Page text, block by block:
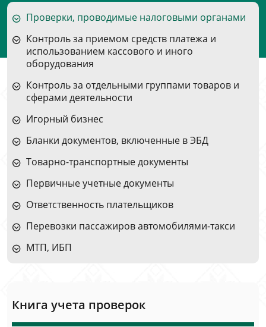
Проверки, проводимые налоговыми органами
Контроль за приемом средств платежа и
использованием кассового и иного
оборудования
Контроль за отдельными группами товаров и
сферами деятельности
Игорный бизнес
Бланки документов, включенные в ЭБД
Товарно-транспортные документы
Первичные учетные документы
Ответственность плательщиков
Перевозки пассажиров автомобилями-такси
МТП, ИБП
Книга учета проверок